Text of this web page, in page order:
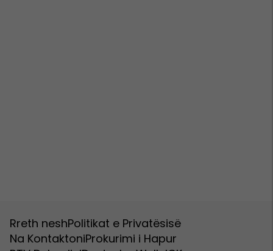
Rreth neshPolitikat e Privatësisë
Na KontaktoniProkurimi i Hapur